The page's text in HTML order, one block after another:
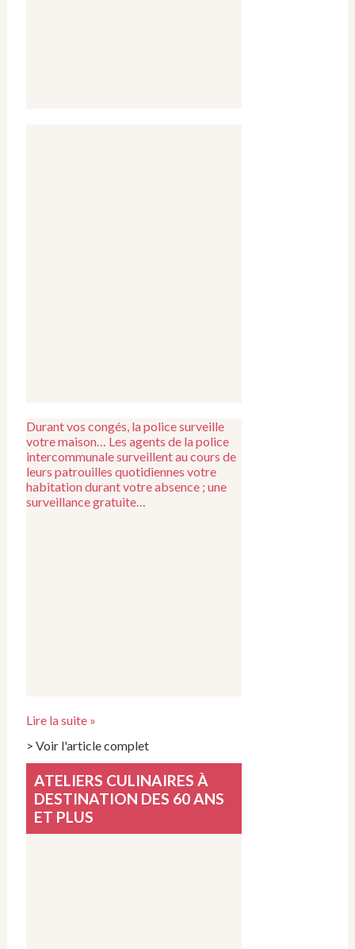
Durant vos congés, la police surveille
votre maison… Les agents de la police
intercommunale surveillent au cours de
leurs patrouilles quotidiennes votre
habitation durant votre absence ; une
surveillance gratuite…
Lire la suite »
> Voir l'article complet
ATELIERS CULINAIRES À
DESTINATION DES 60 ANS
ET PLUS